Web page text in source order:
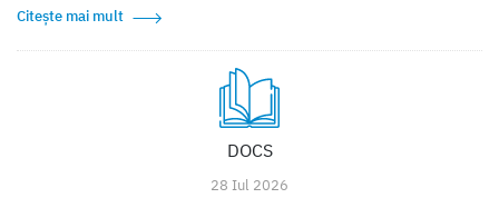
Citește mai mult
DOCS
28 Iul 2026